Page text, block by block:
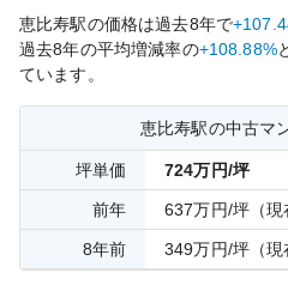
恵比寿駅の価格は過去8年で
過去8年の平均増減率の+108.88%
ています。
恵比寿駅の中古マ
坪単価 724万円/坪
前年 637万円/坪 （
8年前 349万円/坪 （